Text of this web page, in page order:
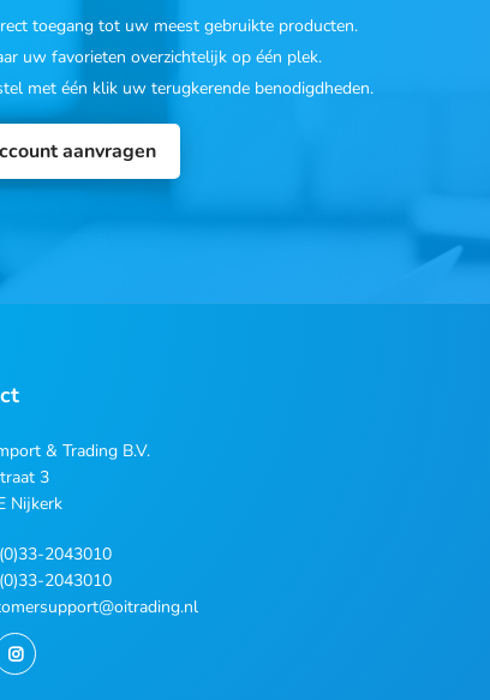
toegang tot uw meest gebruikte producten.
uw favorieten overzichtelijk op één plek.
met één klik uw terugkerende benodigdheden.
aanvragen
& Trading B.V.
3
Nijkerk
2043010
2043010